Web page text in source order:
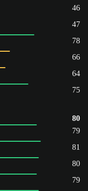
46
47
78
66
64
75
80
79
81
80
79